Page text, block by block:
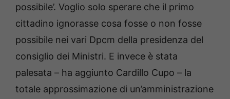
possibile’. Voglio solo sperare che il primo
cittadino ignorasse cosa fosse o non fosse
possibile nei vari Dpcm della presidenza del
consiglio dei Ministri. E invece è stata
palesata – ha aggiunto Cardillo Cupo – la
totale approssimazione di un’amministrazione